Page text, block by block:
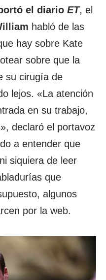
el diario ET, el
habló de las
hay sobre Kate
sobre que la
su cirugía de
lejos. «La atención
en su trabajo,
declaró el portavoz
a entender que
siquiera de leer
que
algunos
por la web.